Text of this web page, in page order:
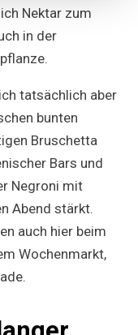
Nektar zum
in der
tatsächlich aber
bunten
Bruschetta
Bars und
Negroni mit
Abend stärkt.
auch hier beim
Wochenmarkt,